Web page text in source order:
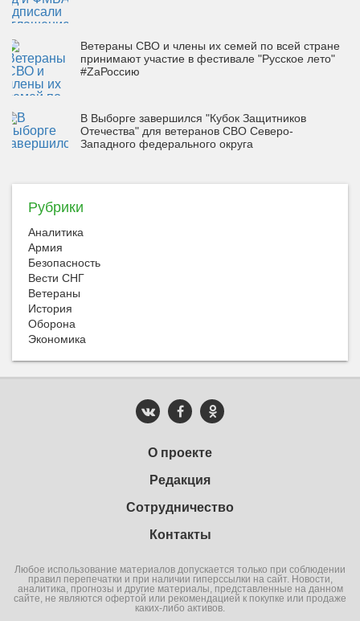
Ветераны СВО и члены их семей по всей стране
принимают участие в фестивале "Русское лето"
#ZaРоссию
В Выборге завершился "Кубок Защитников
Отечества" для ветеранов СВО Северо-
Западного федерального округа
Рубрики
Аналитика
Армия
Безопасность
Вести СНГ
Ветераны
История
Оборона
Экономика
О проекте
Редакция
Сотрудничество
Контакты
Любое использование материалов допускается только при соблюдении
правил перепечатки и при наличии гиперссылки на сайт. Новости,
аналитика, прогнозы и другие материалы, представленные на данном
сайте, не являются офертой или рекомендацией к покупке или продаже
каких-либо активов.